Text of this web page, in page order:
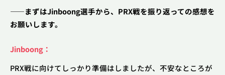
――まずはJinboong選手から、PRX戦を振り返っての感想を
お願いします。
Jinboong：
PRX戦に向けてしっかり準備はしましたが、不安なところが